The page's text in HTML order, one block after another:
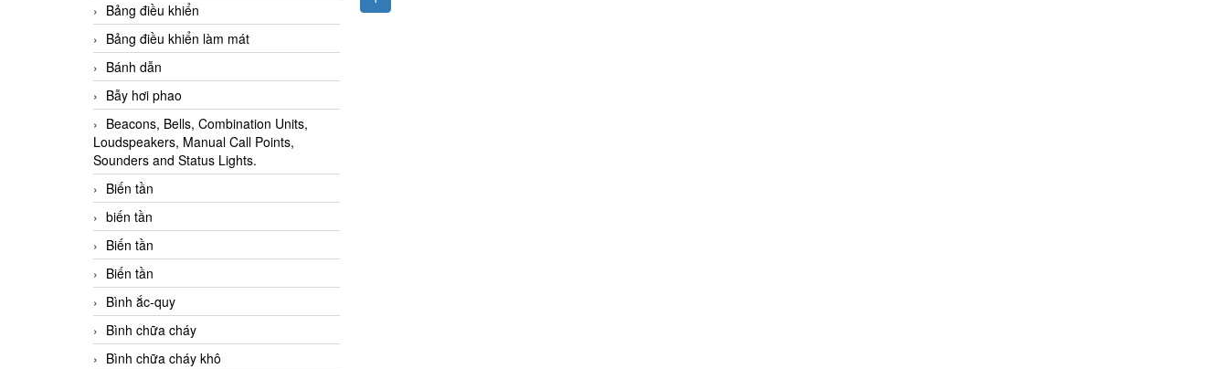
Bảng điều khiển
Bảng điều khiển làm mát
Bánh dẫn
Bẫy hơi phao
Beacons, Bells, Combination Units,
Loudspeakers, Manual Call Points,
Sounders and Status Lights.
Biến tần
biến tần
Biến tần
Biến tần
Bình ắc-quy
Bình chữa cháy
Bình chữa cháy khô